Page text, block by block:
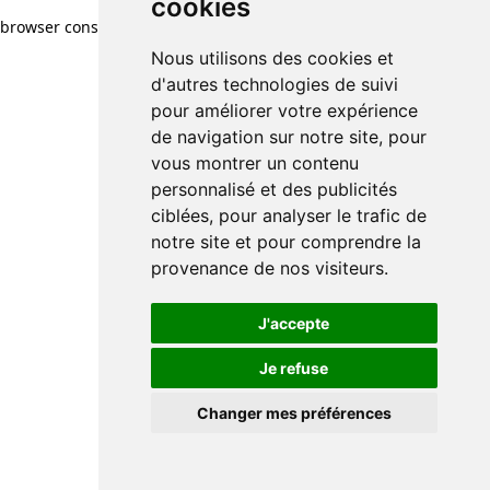
cookies
Nous utilisons des cookies et
d'autres technologies de suivi
pour améliorer votre expérience
de navigation sur notre site, pour
vous montrer un contenu
personnalisé et des publicités
ciblées, pour analyser le trafic de
notre site et pour comprendre la
provenance de nos visiteurs.
J'accepte
Je refuse
Changer mes préférences
browser console for more information)